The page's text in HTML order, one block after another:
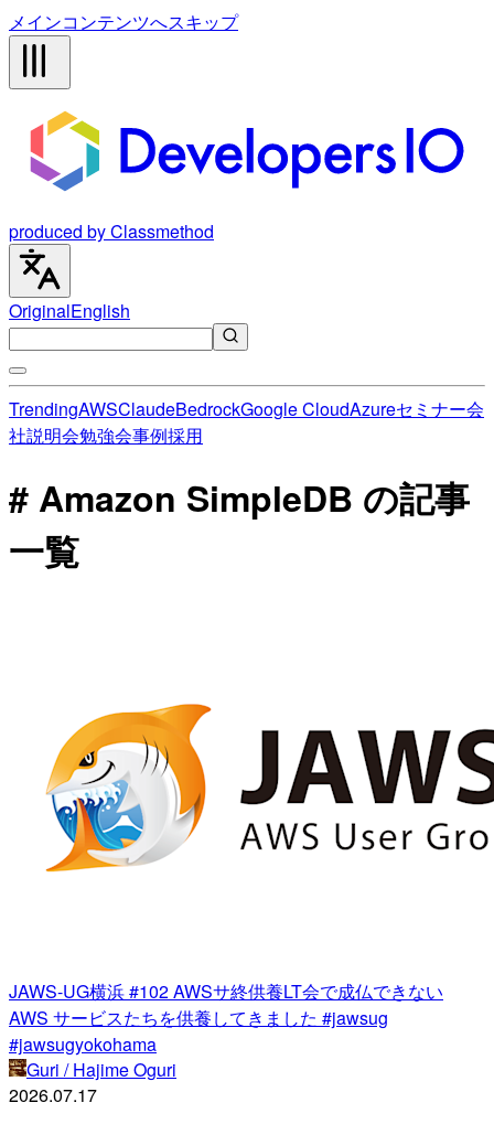
メインコンテンツへスキップ
produced by Classmethod
OriginalEnglish
TrendingAWSClaudeBedrockGoogle CloudAzureセミナー会
社説明会勉強会事例採用
# Amazon SimpleDB の記事
一覧
JAWS-UG横浜 #102 AWSサ終供養LT会で成仏できない
AWS サービスたちを供養してきました #jawsug
#jawsugyokohama
Guri / Hajime Oguri
2026.07.17